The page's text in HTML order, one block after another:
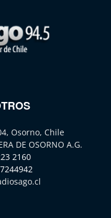
Osorno, Chile
DE OSORNO A.G.
2160